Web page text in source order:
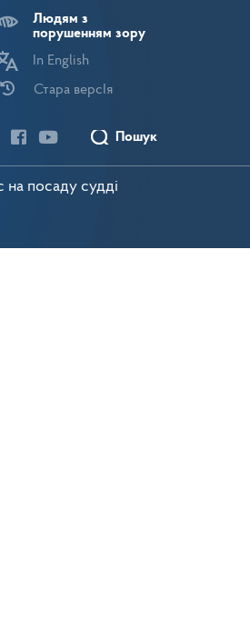
Людям з
порушенням зору
In English
Стара версІя
Пошук
на посаду судді